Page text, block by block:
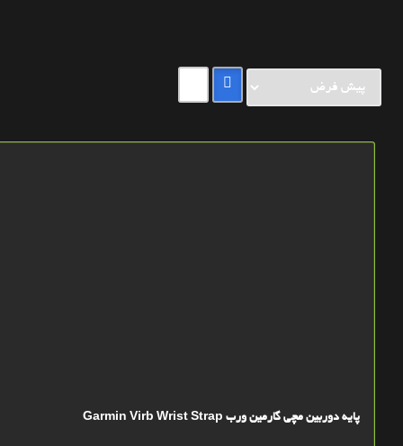
پایه دوربین مچی گارمین ورب Garmin Virb Wrist Strap